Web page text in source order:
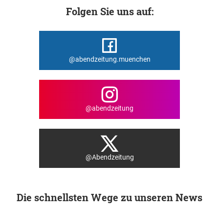
Folgen Sie uns auf:
@abendzeitung.muenchen
@abendzeitung
@Abendzeitung
Die schnellsten Wege zu unseren News